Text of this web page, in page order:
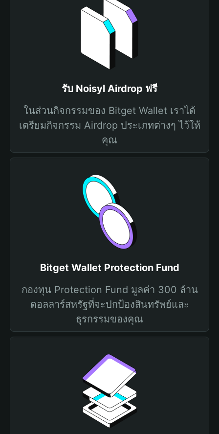
รับ Noisyl Airdrop ฟรี
ในส่วนกิจกรรมของ Bitget Wallet เราได้
เตรียมกิจกรรม Airdrop ประเภทต่างๆ ไว้ให้
คุณ
Bitget Wallet Protection Fund
กองทุน Protection Fund มูลค่า 300 ล้าน
ดอลลาร์สหรัฐที่จะปกป้องสินทรัพย์และ
ธุรกรรมของคุณ